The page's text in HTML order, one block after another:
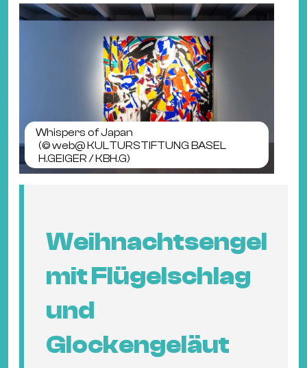
Whispers of Japan
(©web@ KULTURSTIFTUNG BASEL
H.GEIGER / KBH.G)
Weihnachtsengel
mit Flügelschlag
und
Glockengeläut